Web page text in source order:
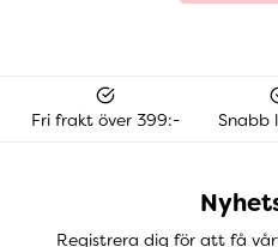
Fri frakt över 399:- Snabb
Registrera dig för att få